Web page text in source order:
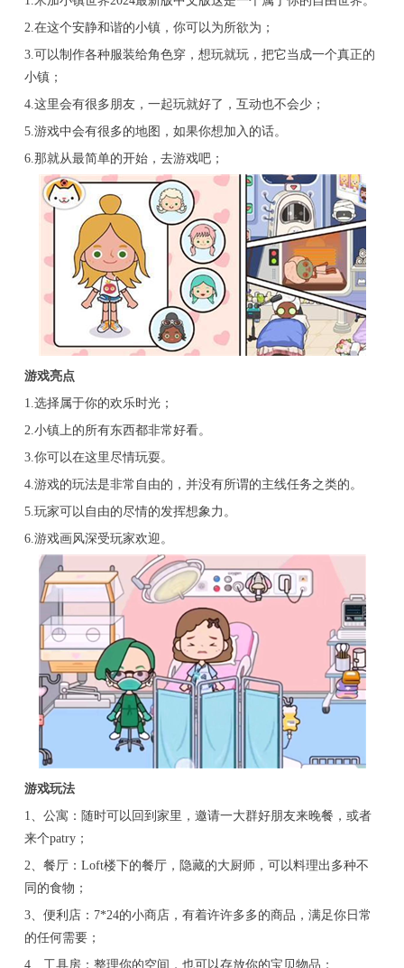
2.在这个安静和谐的小镇，你可以为所欲为；
3.可以制作各种服装给角色穿，想玩就玩，把它当成一个真正的
小镇；
4.这里会有很多朋友，一起玩就好了，互动也不会少；
5.游戏中会有很多的地图，如果你想加入的话。
6.那就从最简单的开始，去游戏吧；
游戏亮点
1.选择属于你的欢乐时光；
2.小镇上的所有东西都非常好看。
3.你可以在这里尽情玩耍。
4.游戏的玩法是非常自由的，并没有所谓的主线任务之类的。
5.玩家可以自由的尽情的发挥想象力。
6.游戏画风深受玩家欢迎。
游戏玩法
1、公寓：随时可以回到家里，邀请一大群好朋友来晚餐，或者
来个patry；
2、餐厅：Loft楼下的餐厅，隐藏的大厨师，可以料理出多种不
同的食物；
3、便利店：7*24的小商店，有着许许多多的商品，满足你日常
的任何需要；
4、工具房：整理你的空间，也可以存放你的宝贝物品；